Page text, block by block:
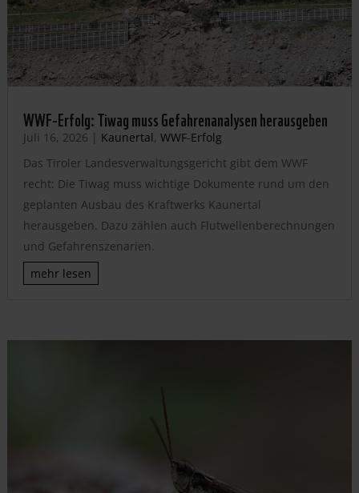
WWF-Erfolg: Tiwag muss Gefahrenanalysen herausgeben
Juli 16, 2026 | Kaunertal, WWF-Erfolg
Das Tiroler Landesverwaltungsgericht gibt dem WWF
recht: Die Tiwag muss wichtige Dokumente rund um den
geplanten Ausbau des Kraftwerks Kaunertal
herausgeben. Dazu zählen auch Flutwellenberechnungen
und Gefahrenszenarien.
mehr lesen